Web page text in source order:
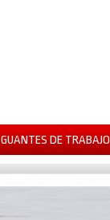
GUANTES DE TRABAJO